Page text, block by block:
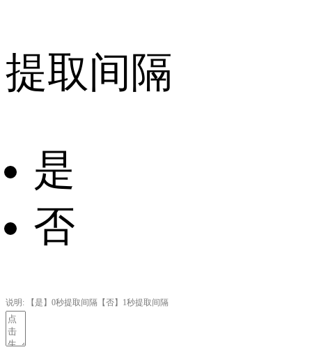
提取间隔
是
否
说明: 【是】0秒提取间隔【否】 1秒提取间隔